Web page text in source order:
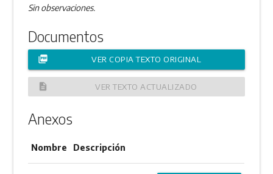
Sin observaciones.
Documentos
picture_as_pdf VER COPIA TEXTO ORIGINAL
description VER TEXTO ACTUALIZADO
Anexos
Nombre Descripción